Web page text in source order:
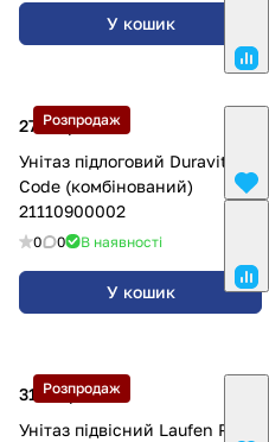
У кошик
Розпродаж
2722 грн.
Унітаз підлоговий Duravit D-
Code (комбінований)
21110900002
0 0 В наявності
У кошик
Розпродаж
3120 грн.
Унітаз підвісний Laufen PRO